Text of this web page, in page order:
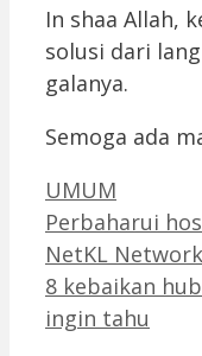
In shaa Allah,
solusi dari
galanya.
Semoga ada
Categories
UMUM
Perbaharui
NetKL Network
8 kebaikan
ingin tahu